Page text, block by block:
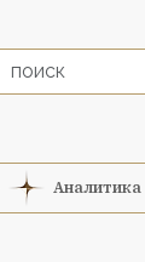
Аналитика